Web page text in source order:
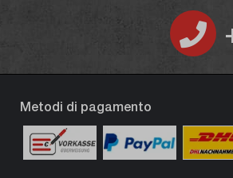
Metodi di pagamento